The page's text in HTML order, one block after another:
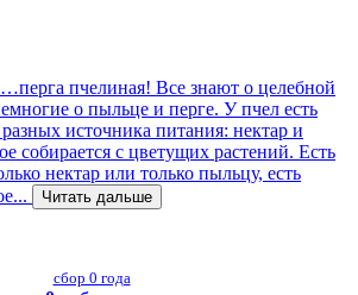
пчелиная! Все знают о целебной
о пыльце и перге. У пчел есть
источника питания: нектар и
собирается с цветущих растений. Есть
нектар или только пыльцу, есть
Читать дальше
сбор 0 года